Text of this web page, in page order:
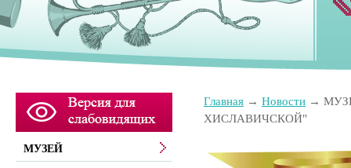
Главная Новости
ХИСЛАВИЧСКОЙ"
МУЗЕЙ